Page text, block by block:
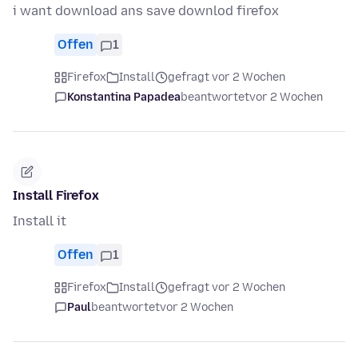
i want download ans save downlod firefox
Offen 1
Firefox Install
gefragt vor 2 Wochen
Konstantina Papadeabeantwortetvor 2 Wochen
Install Firefox
Install it
Offen 1
Firefox Install
gefragt vor 2 Wochen
Paulbeantwortetvor 2 Wochen